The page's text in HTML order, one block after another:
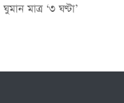
মাত্র ‘৩ ঘণ্টা’